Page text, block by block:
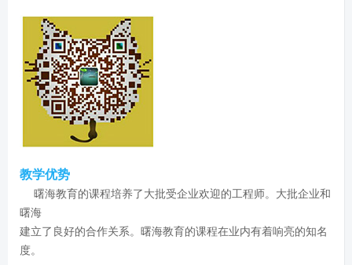
教学优势
曙海教育的课程培养了大批受企业欢迎的工程师。大批企业和
曙海
建立了良好的合作关系。曙海教育的课程在业内有着响亮的知名
度。